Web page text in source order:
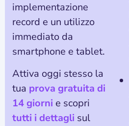
implementazione
record e un utilizzo
immediato da
smartphone e tablet.
Attiva oggi stesso la
tua prova gratuita di
14 giorni e scopri
tutti i dettagli sul